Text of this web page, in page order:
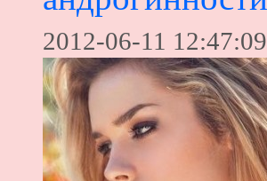
2012-06-11 12:47:09